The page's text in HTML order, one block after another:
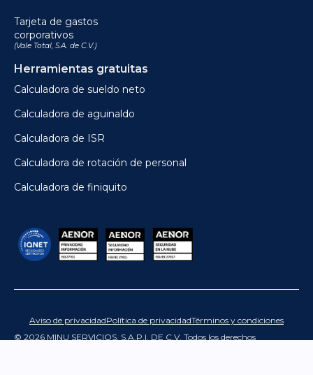
Tarjeta de gastos
corporativos
(Vale Total, S.A. de C.V.)
Herramientas gratuitas
Calculadora de sueldo neto
Calculadora de aguinaldo
Calculadora de ISR
Calculadora de rotación de personal
Calculadora de finiquito
© 2026 MINU SERVICIOS, S.A.P.I. DE C.V. Todos los derechos
Aviso de privacidadPolítica de privacidadTérminos y condiciones